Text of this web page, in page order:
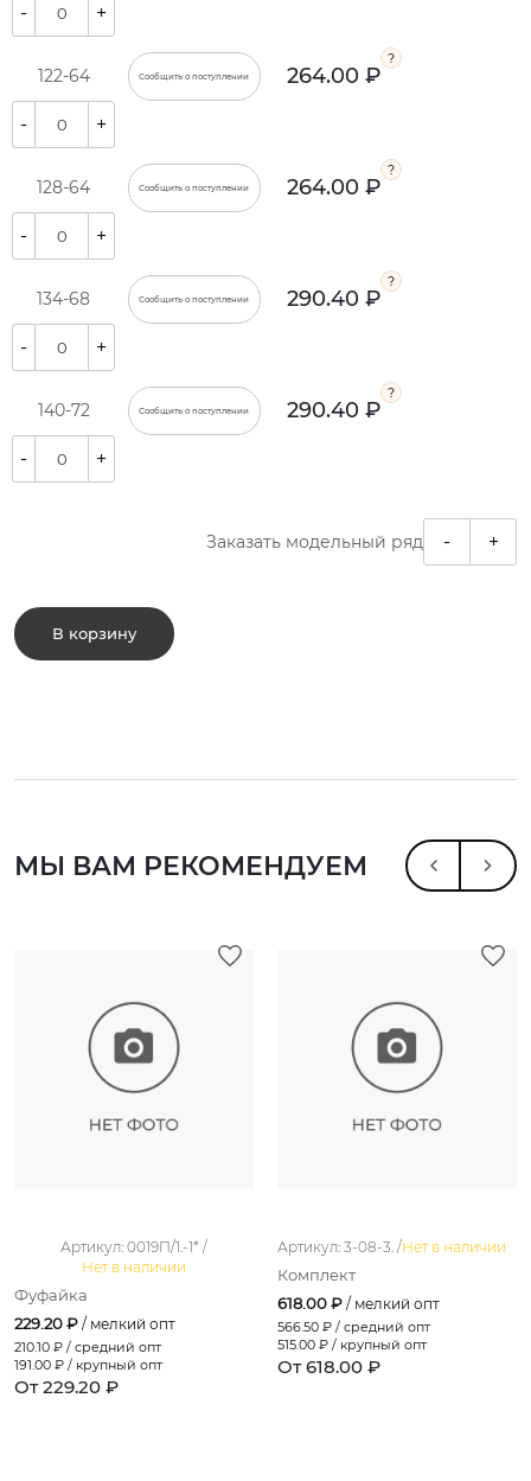
- +
122-64 Сообщить о поступлении 264.00 ₽
- +
128-64 Сообщить о поступлении 264.00 ₽
- +
134-68 Сообщить о поступлении 290.40 ₽
- +
140-72 Сообщить о поступлении 290.40 ₽
- +
Заказать модельный ряд - +
В корзину
МЫ ВАМ РЕКОМЕНДУЕМ
Артикул: 0019П/1.-1* /
Нет в наличии
Фуфайка
229.20 ₽ / мелкий опт
210.10 ₽ / средний опт
191.00 ₽ / крупный опт
От 229.20 ₽
Артикул: 3-08-3. /Нет в наличии
Комплект
618.00 ₽ / мелкий опт
566.50 ₽ / средний опт
515.00 ₽ / крупный опт
От 618.00 ₽